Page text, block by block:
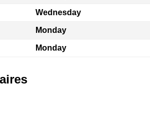
Wednesday
Monday
Monday